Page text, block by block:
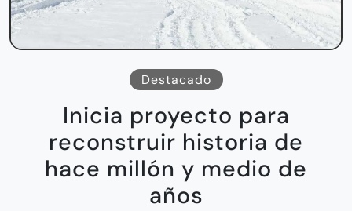
Destacado
Inicia proyecto para
reconstruir historia de
hace millón y medio de
años